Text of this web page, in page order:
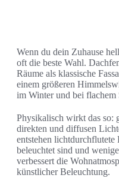
Wenn du dein Zuhause
oft die beste Wahl.
Räume als klassische
einem größeren
im Winter und bei flachem
Physikalisch wirkt das so:
direkten und diffusen
entstehen lichtdurchflutete
beleuchtet sind und
verbessert die
künstlicher Beleuchtung.